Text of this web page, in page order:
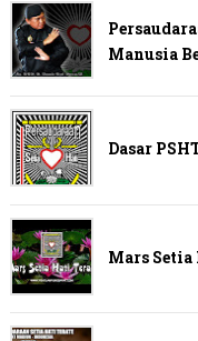
Manusia
Dasar
Mars Setia